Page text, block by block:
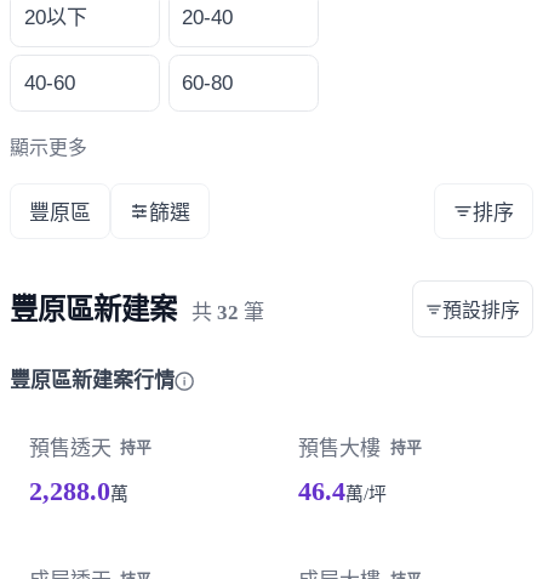
20以下 20-40
40-60 60-80
顯示更多
豐原區 篩選 排序
豐原區新建案 共 32 筆 預設排序
豐原區新建案行情
預售透天 持平
2,288.0萬
預售大樓 持平
46.4萬/坪